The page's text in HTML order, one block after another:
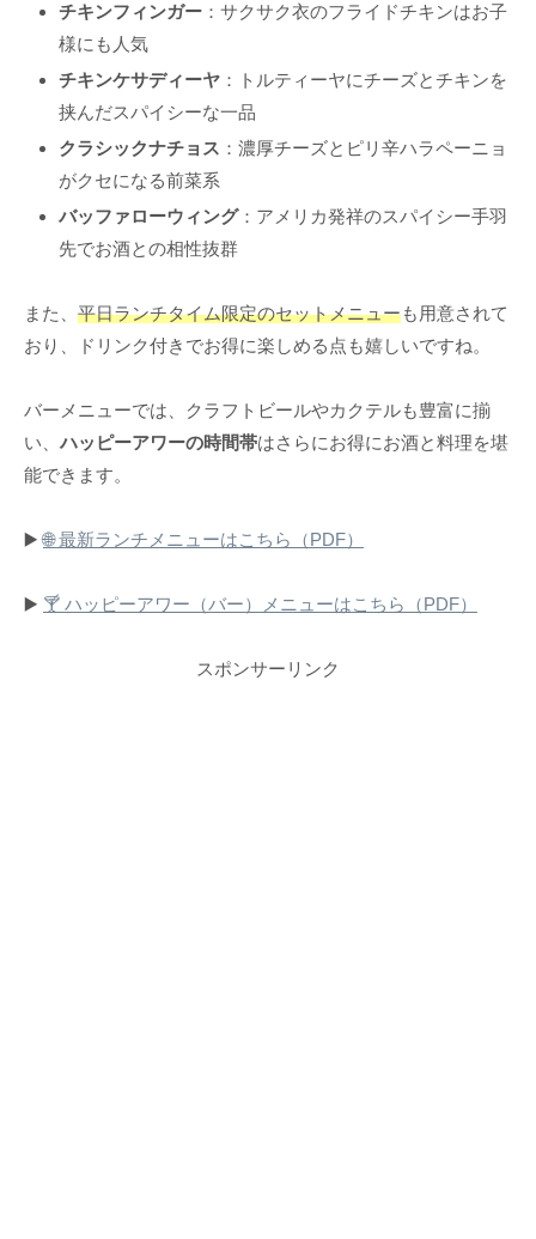
チキンフィンガー ：サクサク衣のフライドチキンはお子
様にも人気
チキンケサディーヤ ：トルティーヤにチーズとチキンを
挟んだスパイシーな一品
クラシックナチョス ：濃厚チーズとピリ辛ハラペーニョ
がクセになる前菜系
バッファローウィング：アメリカ発祥のスパイシー手羽
先でお酒との相性抜群
また、 平日ランチタイム限定のセットメニューも用意されて
おり、ドリンク付きでお得に楽しめる点も嬉しいですね。
バーメニューでは、クラフトビールやカクテルも豊富に揃
い、ハッピーアワーの時間帯はさらにお得にお酒と料理を堪
能できます。
▶️🌐 最新ランチメニューはこちら（PDF）
▶️ 🍸 ハッピーアワー（バー）メニューはこちら（PDF）
スポンサーリンク